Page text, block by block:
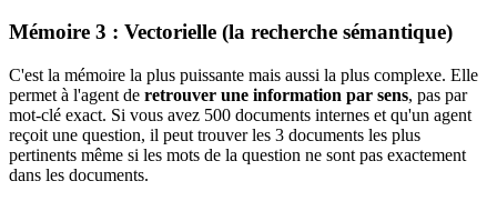
Mémoire 3 : Vectorielle (la recherche sémantique)
C'est la mémoire la plus puissante mais aussi la plus complexe. Elle
permet à l'agent de retrouver une information par sens, pas par
mot-clé exact. Si vous avez 500 documents internes et qu'un agent
reçoit une question, il peut trouver les 3 documents les plus
pertinents même si les mots de la question ne sont pas exactement
dans les documents.